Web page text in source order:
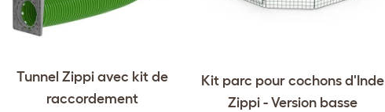
Tunnel Zippi avec kit de
raccordement
Kit parc pour cochons d'Inde
Zippi - Version basse